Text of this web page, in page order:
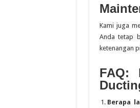
Kami juga
Anda tetap
ketenangan
FAQ:
Berapa